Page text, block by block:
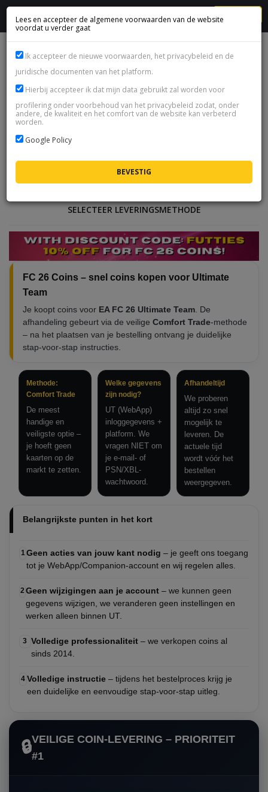
Minimale order waarde is 2.33 €
FC 26 Coins
beschikbaarheid:beschikbaar
FC 26 Coins
daarmee haal je spelers en packs binnen en bouw
je de club die je wilt. We leveren coins oppc en alle
al sinds 2014en onze
support houdt elke bestelling 24/7 in de gaten.
SELECTEER LEVERINGSMETHODE
FC 26 Coins – snel coins kopen voor Ultimate
Team
Je koopt coins voor EA FC 26 Ultimate Team . De
afhandeling gebeurt via de veilige Comfort Trade-methode
– na het plaatsen van je bestelling ontvang je duidelijke
stap-voor-stap instructies.
Methode:
Comfort Trade
De meest
handige en
veiligste optie –
je hoeft geen
kaarten op de
markt te zetten.
Welke gegevens
zijn nodig?
UT (WebApp)
inloggegevens +
platform. We
vragen NIET om
je e-mail- of
PSN/XBL-
wachtwoord.
Afhandeltijd
We proberen
altijd zo snel
mogelijk te
leveren. De
actuele tijd
wordt vóór het
bestellen
weergegeven.
Belangrijkste punten in het kort
1Geen acties van jouw kant nodig – je geeft ons toegang
tot je WebApp/Companion-account en wij regelen alles.
2 Geen wijzigingen aan je account– we kunnen geen
gegevens wijzigen, we veranderen geen instellingen en
werken alleen binnen UT.
3 Volledige professionaliteit– we verkopen coins al
sinds 2014.
4 Volledige instructie – tijdens het bestelproces krijg je
een duidelijke en eenvoudige stap-voor-stap uitleg.
🔒VEILIGE COIN-LEVERING – PRIORITEIT
#1
Lees en accepteer de algemene voorwaarden van de website
voordat u verder gaat
Ik accepteer de nieuwe voorwaarden, het privacybeleid en de
juridische documenten van het platform.
Hierbij accepteer ik dat mijn data gebruikt zal worden voor
profilering onder voorbehoud van het privacybeleid zodat, onder
andere, de kwaliteit en het comfort van de website kan verbeterd
worden.
Google Policy